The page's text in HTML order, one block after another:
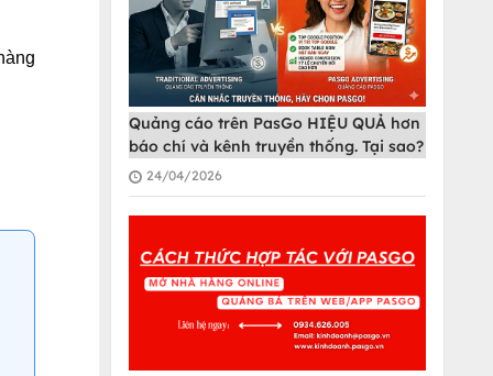
Quảng cáo trên PasGo HIỆU QUẢ hơn
báo chí và kênh truyền thống. Tại sao?
24/04/2026